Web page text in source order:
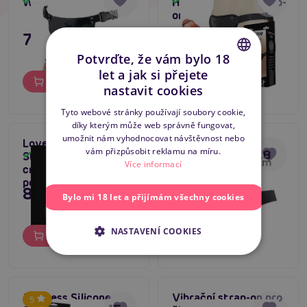
795 Kč
on postroj s dildem
Do košíku
Lovetoy Easy
Strapon Set 7.0″ (18
cm), připínací dildo s
postrojem
895 Kč
Mistress Silicone
Strap-on (18 cm,
Black)
Skladem
849 Kč
Do košíku
5
Mistress Silicone
Vibrační strap-on pro
ENGLISH
Potvrďte, že vám bylo 18
let a jak si přejete
nastavit cookies
Tyto webové stránky používají soubory cookie,
díky kterým může web správně fungovat,
umožnit nám vyhodnocovat návštěvnost nebo
vám přizpůsobit reklamu na míru.
Více informací
Bylo mi 18 let a přijímám všechny cookies
NASTAVENÍ COOKIES